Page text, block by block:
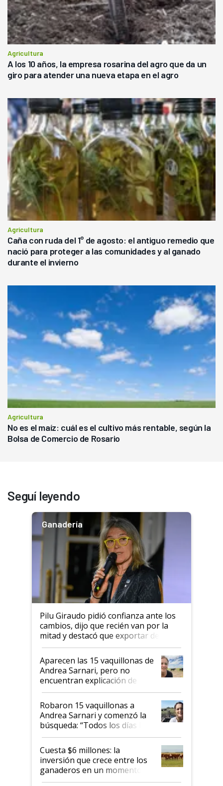
Agricultura
A los 10 años, la empresa rosarina del agro que da un
giro para atender una nueva etapa en el agro
Agricultura
Caña con ruda del 1° de agosto: el antiguo remedio que
nació para proteger a las comunidades y al ganado
durante el invierno
Agricultura
No es el maíz: cuál es el cultivo más rentable, según la
Bolsa de Comercio de Rosario
Seguí leyendo
Ganadería
Pilu Giraudo pidió confianza ante los
cambios, dijo que recién van por la
mitad y destacó que exportar dejó de
ser "para unos pocos": "Tenemos un
mandato muy claro del gobierno
nacional"
Aparecen las 15 vaquillonas de
Andrea Sarnari, pero no
encuentran explicación de
cómo llegaron allí
Robaron 15 vaquillonas a
Andrea Sarnari y comenzó la
búsqueda: “Todos los días le
toca a algún productor”
Cuesta $6 millones: la
inversión que crece entre los
ganaderos en un momento
histórico para la actividad